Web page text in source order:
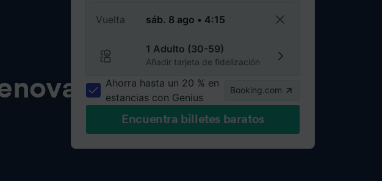
Vuelta
1 Adulto (30-59)
Añadir tarjeta de fidelización
Ahorra hasta un 20 % en
estancias con Genius
Booking.com
Encuentra billetes baratos